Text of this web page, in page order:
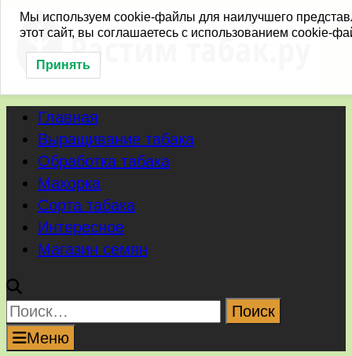
Перейти
содержимому
Главная
Выращивание табака
Обработка табака
Махорка
Сорта табака
Интересное
Магазин семян
Найти:
Меню
Мы используем cookie-файлы для наилучшего
этот сайт, вы соглашаетесь с использованием cookie-
Принять